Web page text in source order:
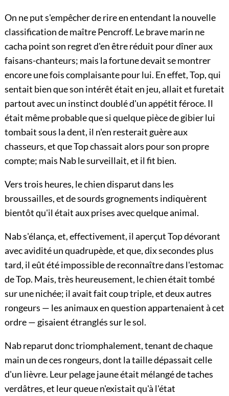
On ne put s'empêcher de rire en entendant la nouvelle
classification de maître Pencroff. Le brave marin ne
cacha point son regret d'en être réduit pour dîner aux
faisans-chanteurs; mais la fortune devait se montrer
encore une fois complaisante pour lui. En effet, Top, qui
sentait bien que son intérêt était en jeu, allait et furetait
partout avec un instinct doublé d'un appétit féroce. Il
était même probable que si quelque pièce de gibier lui
tombait sous la dent, il n'en resterait guère aux
chasseurs, et que Top chassait alors pour son propre
compte; mais Nab le surveillait, et il fit bien.
Vers trois heures, le chien disparut dans les
broussailles, et de sourds grognements indiquèrent
bientôt qu'il était aux prises avec quelque animal.
Nab s'élança, et, effectivement, il aperçut Top dévorant
avec avidité un quadrupède, et que, dix secondes plus
tard, il eût été impossible de reconnaître dans l'estomac
de Top. Mais, très heureusement, le chien était tombé
sur une nichée; il avait fait coup triple, et deux autres
rongeurs — les animaux en question appartenaient à cet
ordre — gisaient étranglés sur le sol.
Nab reparut donc triomphalement, tenant de chaque
main un de ces rongeurs, dont la taille dépassait celle
d'un lièvre. Leur pelage jaune était mélangé de taches
verdâtres, et leur queue n'existait qu'à l'état